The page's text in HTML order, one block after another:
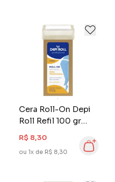
Cera Roll-On Depi
Roll Refil 100 gr
Tradicional
R$ 8,30
ou 1x de R$ 8,30